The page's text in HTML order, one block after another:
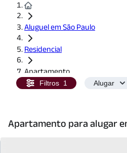
Aluguel em São Paulo
Residencial
Apartamento
Filtros 1 Alugar
Apartamento para alugar